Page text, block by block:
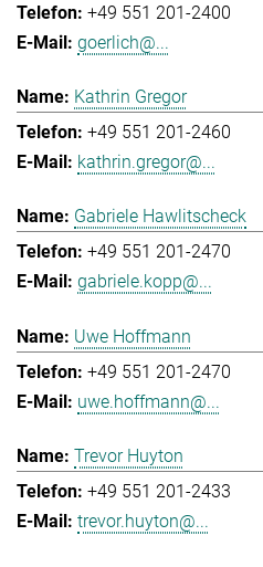
+49 551 201-2400
goerlich@...
Kathrin Gregor
+49 551 201-2460
kathrin.gregor@...
Gabriele Hawlitscheck
+49 551 201-2470
gabriele.kopp@...
Uwe Hoffmann
+49 551 201-2470
uwe.hoffmann@...
Trevor Huyton
+49 551 201-2433
trevor.huyton@...